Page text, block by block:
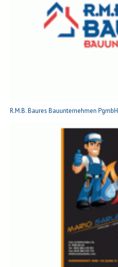
R.M.B. Baures Bauunternehmen PgmbH